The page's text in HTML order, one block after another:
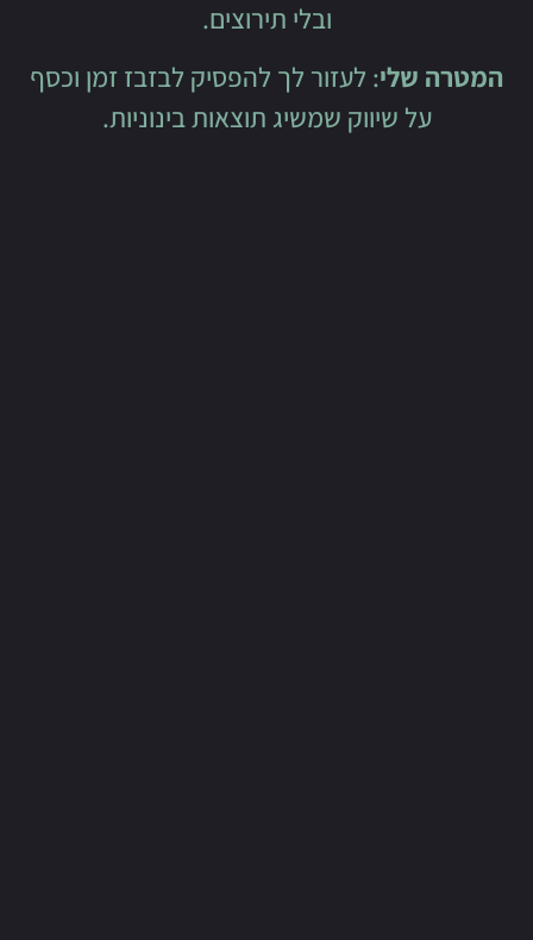
ובלי תירוצים.
: לעזור לך להפסיק לבזבז זמן וכסף
שמשיג תוצאות בינוניות.